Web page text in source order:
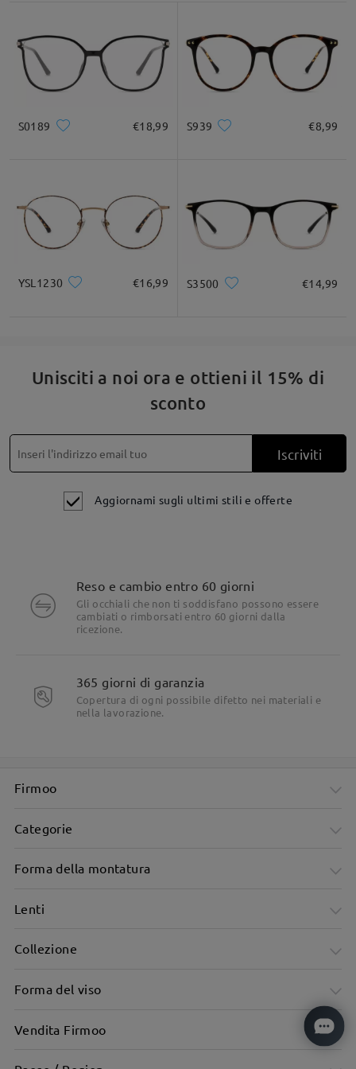
S0189 €18,99 S939 €8,99
YSL1230 €16,99 S3500 €14,99
Unisciti a noi ora e ottieni il 15% di
sconto
Iscriviti
Aggiornami sugli ultimi stili e offerte
Reso e cambio entro 60 giorni
Gli occhiali che non ti soddisfano possono essere
cambiati o rimborsati entro 60 giorni dalla
ricezione.
365 giorni di garanzia
Copertura di ogni possibile difetto nei materiali e
nella lavorazione.
Firmoo
Categorie
Forma della montatura
Lenti
Collezione
Forma del viso
Vendita Firmoo